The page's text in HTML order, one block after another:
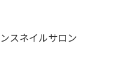
スネイルサロン